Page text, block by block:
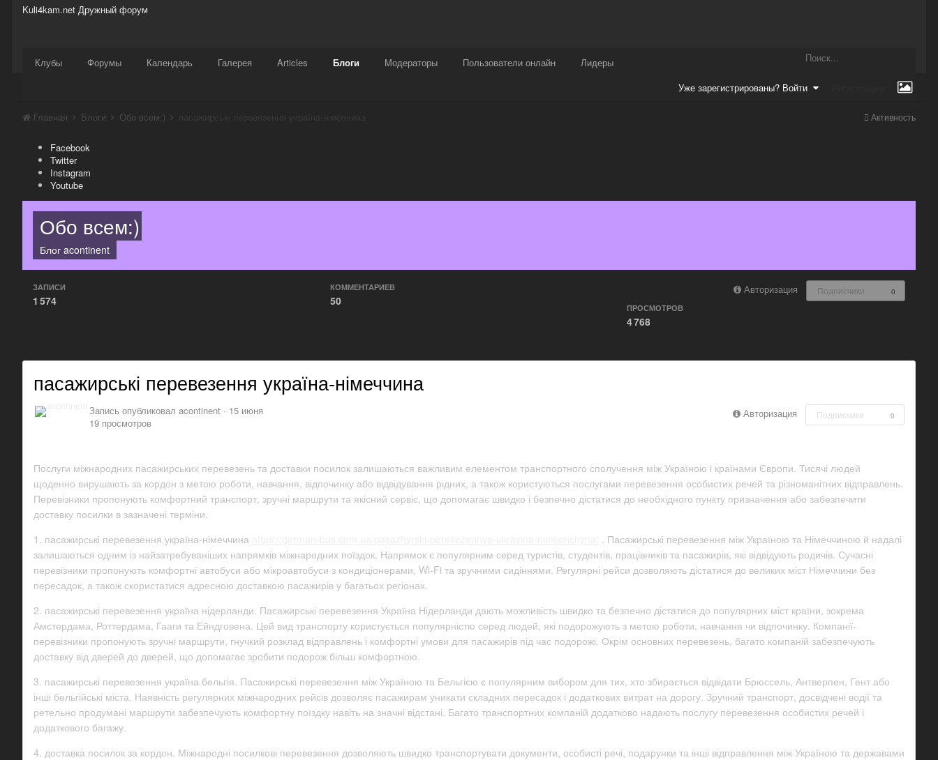
Kuli4kam.net Дружный форум
Сайт
Клубы Форумы Календарь Галерея Articles Блоги Модераторы Пользователи онлайн Лидеры
Активность Support Магазин Награды Чат Больше
Уже зарегистрированы? Войти
Активность
Главная Блоги Обо всем:)
Facebook
Twitter
Instagram
Youtube
Обо всем:)
Блог acontinent
Авторизация Подписчики 0
ЗАПИСИ
1 574
КОММЕНТАРИЕВ
50
ПРОСМОТРОВ
4 768
пасажирські перевезення україна-німеччина
Авторизация Подписчики 0
Запись опубликовал acontinent · 15 июня
19 просмотров
Послуги міжнародних пасажирських перевезень та доставки посилок залишаються важливим елементом транспортного сполучення між Україною і країнами Європи. Тисячі людей
щоденно вирушають за кордон з метою роботи, навчання, відпочинку або відвідування рідних, а також користуються послугами перевезення особистих речей та різноманітних відправлень.
Перевізники пропонують комфортний транспорт, зручні маршрути та якісний сервіс, що допомагає швидко і безпечно дістатися до необхідного пункту призначення або забезпечити
доставку посилки в зазначені терміни.
1. пасажирські перевезення україна-німеччина
. Пасажирські перевезення між Україною та Німеччиною й надалі
залишаються одним із найзатребуваніших напрямків міжнародних поїздок. Напрямок є популярним серед туристів, студентів, працівників та пасажирів, які відвідують родичів. Сучасні
перевізники пропонують комфортні автобуси або мікроавтобуси з кондиціонерами, Wi-Fi та зручними сидіннями. Регулярні рейси дозволяють дістатися до великих міст Німеччини без
пересадок, а також скористатися адресною доставкою пасажирів у багатьох регіонах.
2. пасажирські перевезення україна нідерланди. Пасажирські перевезення Україна Нідерланди дають можливість швидко та безпечно дістатися до популярних міст країни, зокрема
Амстердама, Роттердама, Гааги та Ейндговена. Цей вид транспорту користується популярністю серед людей, які подорожують з метою роботи, навчання чи відпочинку. Компанії-
перевізники пропонують зручні маршрути, гнучкий розклад відправлень і комфортні умови для пасажирів під час подорожі. Окрім основних перевезень, багато компаній забезпечують
доставку від дверей до дверей, що допомагає зробити подорож більш комфортною.
3. пасажирські перевезення україна бельгія. Пасажирські перевезення між Україною та Бельгією є популярним вибором для тих, хто збирається відвідати Брюссель, Антверпен, Гент або
інші бельгійські міста. Наявність регулярних міжнародних рейсів дозволяє пасажирам уникати складних пересадок і додаткових витрат на дорогу. Зручний транспорт, досвідчені водії та
ретельно продумані маршрути забезпечують комфортну поїздку навіть на значні відстані. Багато транспортних компаній додатково надають послугу перевезення особистих речей і
додаткового багажу.
4. доставка посилок за кордон. Міжнародні посилкові перевезення дозволяють швидко транспортувати документи, особисті речі, подарунки та інші відправлення між Україною та державами